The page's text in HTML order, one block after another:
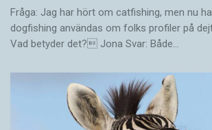
Fråga: Jag har hört om catfishing, men nu
dogfishing användas om folks profiler på
Vad betyder det? Jona Svar: Både…